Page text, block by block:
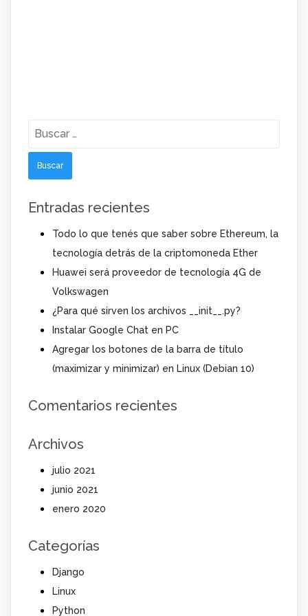
Buscar:
Entradas recientes
Todo lo que tenés que saber sobre Ethereum, la
tecnología detrás de la criptomoneda Ether
Huawei será proveedor de tecnología 4G de
Volkswagen
¿Para qué sirven los archivos __init__.py?
Instalar Google Chat en PC
Agregar los botones de la barra de título
(maximizar y minimizar) en Linux (Debian 10)
Comentarios recientes
Archivos
julio 2021
junio 2021
enero 2020
Categorías
Django
Linux
Python